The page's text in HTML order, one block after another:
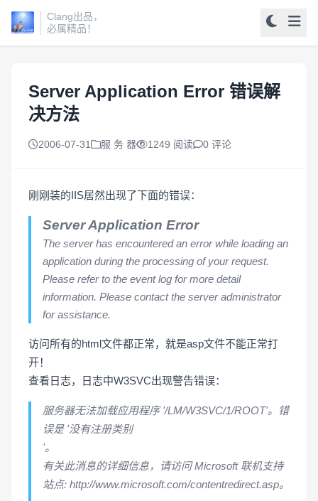
Clang出品，
必属精品！
Server Application Error 错误解
决方法
2006-07-31 服 务 器 1249 阅读 0 评论
刚刚装的IIS居然出现了下面的错误：
Server Application Error
The server has encountered an error while loading an
application during the processing of your request.
Please refer to the event log for more detail
information. Please contact the server administrator
for assistance.
访问所有的html文件都正常，就是asp文件不能正常打
开！
查看日志，日志中W3SVC出现警告错误：
服务器无法加载应用程序 '/LM/W3SVC/1/ROOT'。错
误是 '没有注册类别
'。
有关此消息的详细信息，请访问 Microsoft 联机支持
站点: http://www.microsoft.com/contentredirect.asp。